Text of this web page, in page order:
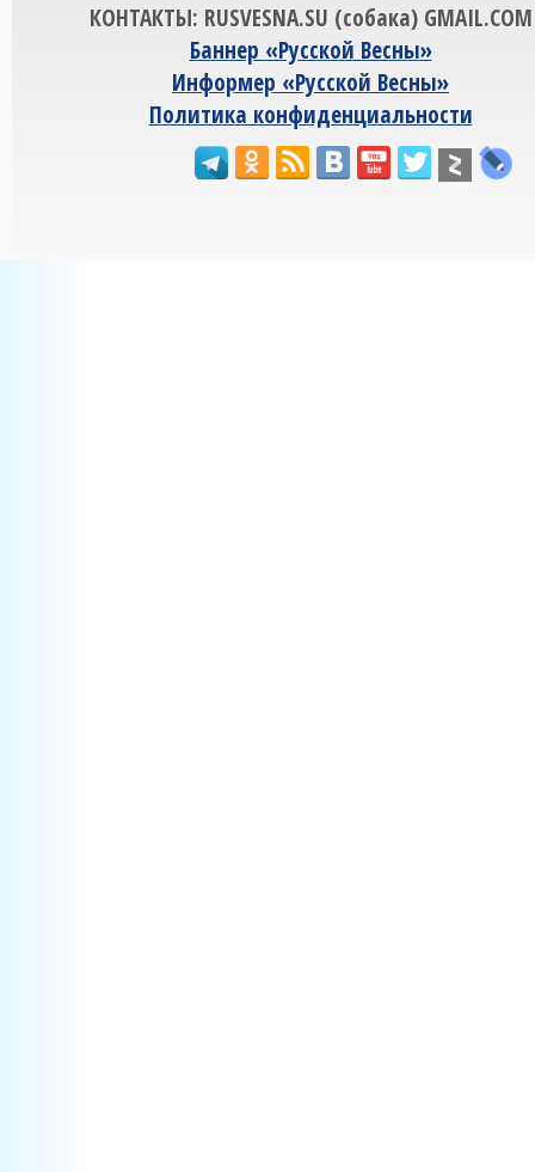
КОНТАКТЫ: RUSVESNA.SU (собака) GMAIL.COM
Баннер «Русской Весны»
Информер «Русской Весны»
Политика конфиденциальности